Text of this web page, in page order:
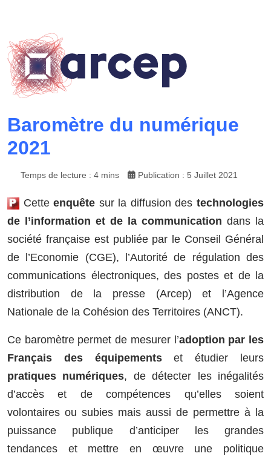
Baromètre du numérique
2021
Temps de lecture : 4 mins Publication : 5 Juillet 2021
Cetteenquête sur la diffusion destechnologies
de l’information et de la communication dans la
société française est publiée par le Conseil Général
de l’Economie (CGE), l’Autorité de régulation des
communications électroniques, des postes et de la
distribution de la presse (Arcep) et l’Agence
Nationale de la Cohésion des Territoires (ANCT).
Ce baromètre permet de mesurer l’adoption par les
Français des équipementset étudier leurs
pratiques numériques, de détecter les inégalités
d’accès et de compétences qu’elles soient
volontaires ou subies mais aussi de permettre à la
puissance publique d’anticiper les grandes
tendances et mettre en œuvre une politique